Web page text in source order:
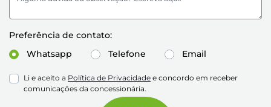
Preferência de contato:
Whatsapp
Telefone Email
Li e aceito a Política de Privacidade e concordo em receber
comunicações da concessionária.